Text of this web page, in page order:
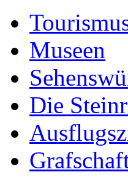
Museen
Die